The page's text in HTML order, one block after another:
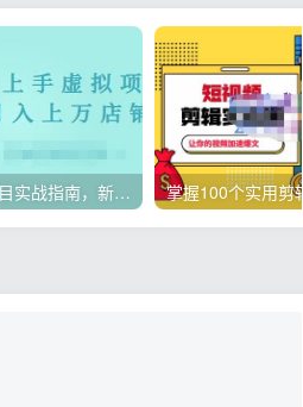
2022年虚拟项目实战指南，新手从0打造月入上万店铺【视频课程】